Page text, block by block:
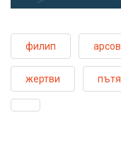
филип арсов
жертви пътя